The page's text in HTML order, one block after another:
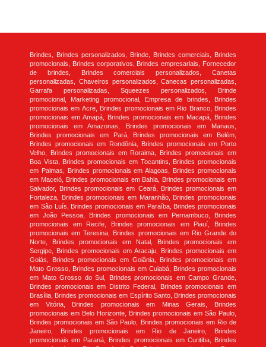
Brindes, Brindes personalizados, Brinde, Brindes comerciais, Brindes
promocionais, Brindes corporativos, Brindes empresariais, Fornecedor
de brindes, Brindes comerciais personalizados, Canetas
personalizadas, Chaveiros personalizados, Canecas personalizadas,
Garrafa personalizadas, Squeezes personalizados, Brinde
promocional, Marketing promocional, Empresa de brindes, Brindes
promocionais em Acre, Brindes promocionais em Rio Branco, Brindes
promocionais em Amapá, Brindes promocionais em Macapá, Brindes
promocionais em Amazonas, Brindes promocionais em Manaus,
Brindes promocionais em Pará, Brindes promocionais em Belém,
Brindes promocionais em Rondônia, Brindes promocionais em Porto
Velho, Brindes promocionais em Roraima, Brindes promocionais em
Boa Vista, Brindes promocionais em Tocantins, Brindes promocionais
em Palmas, Brindes promocionais em Alagoas, Brindes promocionais
em Maceió, Brindes promocionais em Bahia, Brindes promocionais em
Salvador, Brindes promocionais em Ceará, Brindes promocionais em
Fortaleza, Brindes promocionais em Maranhão, Brindes promocionais
em São Luís, Brindes promocionais em Paraíba, Brindes promocionais
em João Pessoa, Brindes promocionais em Pernambuco, Brindes
promocionais em Recife, Brindes promocionais em Piauí, Brindes
promocionais em Teresina, Brindes promocionais em Rio Grande do
Norte, Brindes promocionais em Natal, Brindes promocionais em
Sergipe, Brindes promocionais em Aracaju, Brindes promocionais em
Goiás, Brindes promocionais em Goiânia, Brindes promocionais em
Mato Grosso, Brindes promocionais em Cuiabá, Brindes promocionais
em Mato Grosso do Sul, Brindes promocionais em Campo Grande,
Brindes promocionais em Distrito Federal, Brindes promocionais em
Brasília, Brindes promocionais em Espírito Santo, Brindes promocionais
em Vitória, Brindes promocionais em Minas Gerais, Brindes
promocionais em Belo Horizonte, Brindes promocionais em São Paulo,
Brindes promocionais em São Paulo, Brindes promocionais em Rio de
Janeiro, Brindes promocionais em Rio de Janeiro, Brindes
promocionais em Paraná, Brindes promocionais em Curitiba, Brindes